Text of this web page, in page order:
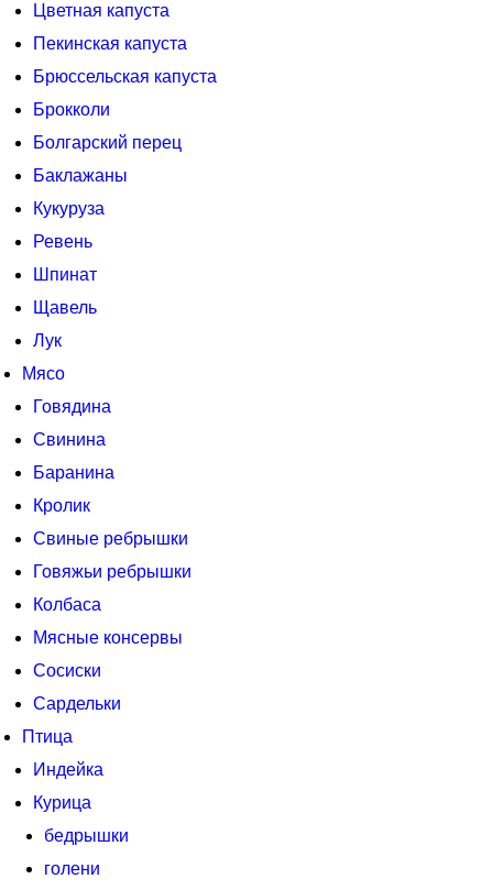
Цветная капуста
Пекинская капуста
Брюссельская капуста
Брокколи
Болгарский перец
Баклажаны
Кукуруза
Ревень
Шпинат
Щавель
Лук
Мясо
Говядина
Свинина
Баранина
Кролик
Свиные ребрышки
Говяжьи ребрышки
Колбаса
Мясные консервы
Сосиски
Сардельки
Птица
Индейка
Курица
бедрышки
голени